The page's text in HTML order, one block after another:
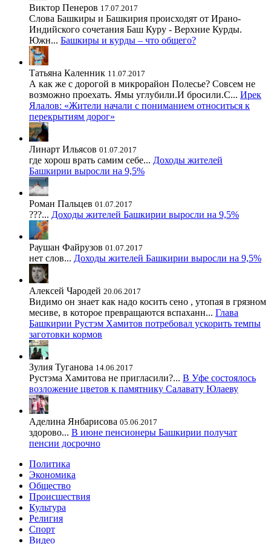
Виктор Пенеров 17.07.2017
Слова Башкиры и Башкирия происходят от Ирано-
Индийского сочетания Баш Куру - Верхние Курды.
Южн... Башкиры и курды – что общего?
Татьяна Каленник 11.07.2017
А как же с дорогой в микрорайон Полесье? Совсем не
возможно проехать. Ямы углубили.И бросили.С... Ирек
Ялалов: «Жители начали с пониманием относиться к
перекрытиям дорог»
Линарт Ильясов 01.07.2017
где хорош врать самим себе... Доходы жителей
Башкирии выросли на 9,5%
Роман Пальцев 01.07.2017
???... Доходы жителей Башкирии выросли на 9,5%
Раушан Файрузов 01.07.2017
нет слов... Доходы жителей Башкирии выросли на 9,5%
Алексей Чародей 20.06.2017
Видимо он знает как надо косить сено , утопая в грязном
месиве, в которое превращаются вспаханн... Глава
Башкирии Рустэм Хамитов потребовал ускорить темпы
заготовки кормов
Зулия Туганова 14.06.2017
Рустэма Хамитова не пригласили?... В Уфе состоялось
возложение цветов к памятнику Салавату Юлаеву
Аделина Янбарисова 05.06.2017
здорово... В июне пенсионеры Башкирии получат
пенсии досрочно
Политика
Экономика
Общество
Происшествия
Культура
Религия
Спорт
Видео